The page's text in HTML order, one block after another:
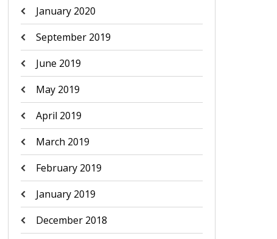
January 2020
September 2019
June 2019
May 2019
April 2019
March 2019
February 2019
January 2019
December 2018